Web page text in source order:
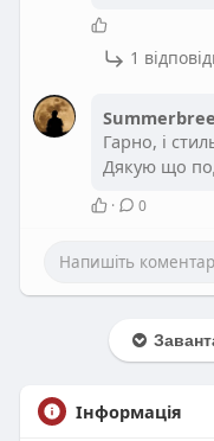
1
Гарно, і
Дякую що
· 0
Інформація